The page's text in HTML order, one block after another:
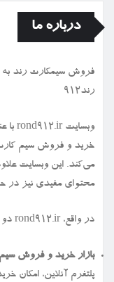
درباره ما
فروش سیمكارت رند به
رند912
می‌کند. این وبسایت
محتوای مفیدی نیز در
در واقع، rond912.ir دو جنبه اصلی دارد:
بازار خرید و فروش
پلتفرم آنلاین،